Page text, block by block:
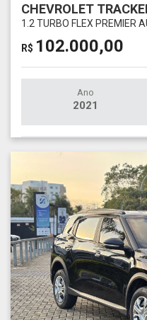
CHEVROLET
1.2 TURBO FLEX PREMIER
R$ 102.000,00
Ano
2021